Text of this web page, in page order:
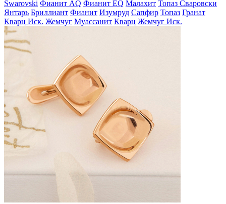
Swarovski Фианит AQ Фианит EQ Малахит Топаз Сваровски
Янтарь Бриллиант Фианит Изумруд Сапфир Топаз Гранат
Кварц Иск. Жемчуг Муассанит Кварц Жемчуг Иск.